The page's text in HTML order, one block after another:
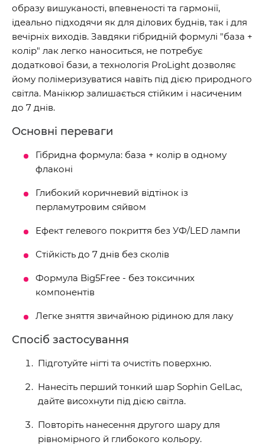
образу вишуканості, впевненості та гармонії,
ідеально підходячи як для ділових буднів, так і для
вечірніх виходів. Завдяки гібридній формулі "база +
колір" лак легко наноситься, не потребує
додаткової бази, а технологія ProLight дозволяє
йому полімеризуватися навіть під дією природного
світла. Манікюр залишається стійким і насиченим
до 7 днів.
Основні переваги
Гібридна формула: база + колір в одному
флаконі
Глибокий коричневий відтінок із
перламутровим сяйвом
Ефект гелевого покриття без УФ/LED лампи
Стійкість до 7 днів без сколів
Формула Big5Free - без токсичних
компонентів
Легке зняття звичайною рідиною для лаку
Спосіб застосування
Підготуйте нігті та очистіть поверхню.
Нанесіть перший тонкий шар Sophin GelLac,
дайте висохнути під дією світла.
Повторіть нанесення другого шару для
рівномірного й глибокого кольору.